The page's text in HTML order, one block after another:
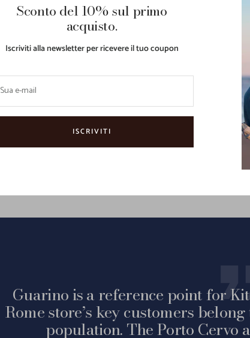
Sconto del 10% sul primo
acquisto.
Iscriviti alla newsletter per ricevere il tuo coupon
Sua e-mail
ISCRIVITI
Guarino is a reference point for
Rome store’s key customers
population. The Porto Cervo